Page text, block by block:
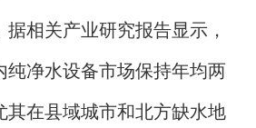
相关产业研究报告显示，
纯净水设备市场保持年均两
其在县域城市和北方缺水地